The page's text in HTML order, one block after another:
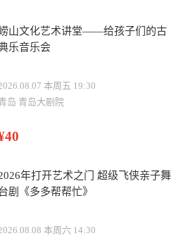
山文化艺术讲堂——给孩子们的古
乐音乐会
本周五 19:30
岛 青岛大剧院
年打开艺术之门 超级飞侠亲子舞
剧《多多帮帮忙》
本周六 14:30